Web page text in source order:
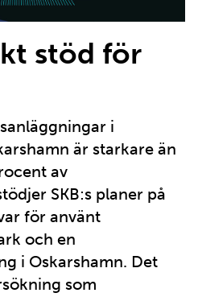
stöd för
i
är starkare än
av
SKB:s planer på
för använt
och en
i Oskarshamn. Det
som